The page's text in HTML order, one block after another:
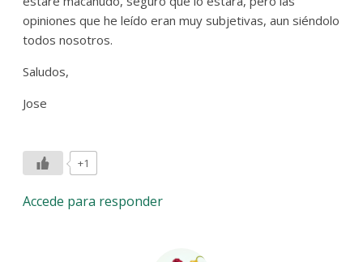
opiniones que he leído eran muy subjetivas, aun siéndolo
todos nosotros.
Saludos,
Jose
+1
Accede para responder